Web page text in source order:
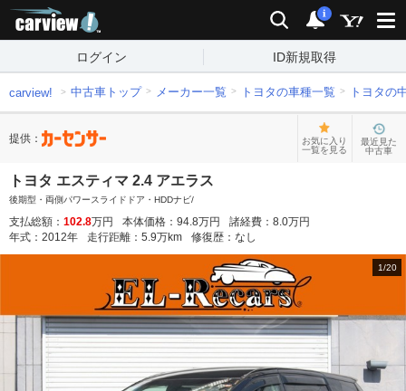
検索 通知
i
ログイン ID新規取得
carview! 中古車トップ メーカー一覧 トヨタの車種一覧 トヨタの
提供：
お気に入り
一覧を見る
最近見た
中古車
トヨタ エスティマ 2.4 アエラス
後期型・両側パワースライドドア・HDDナビ/
支払総額： 102.8万円 本体価格： 94.8万円 諸経費： 8.0万円
年式： 2012年 走行距離： 5.9万km 修復歴： なし
1/20